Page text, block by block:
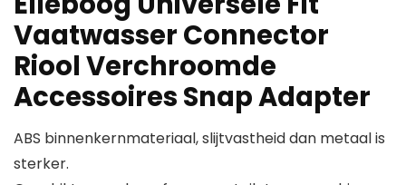
Vaatwasser Connector
Riool Verchroomde
Accessoires Snap Adapter
ABS binnenkernmateriaal, slijtvastheid dan metaal is
sterker.